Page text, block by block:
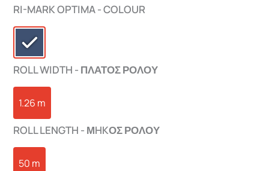
RI-MARK OPTIMA - COLOUR
ROLL WIDTH - ΠΛΑΤΟΣ ΡΟΛΟΥ
1.26 m
ROLL LENGTH - ΜHKΟΣ ΡΟΛΟΥ
50 m